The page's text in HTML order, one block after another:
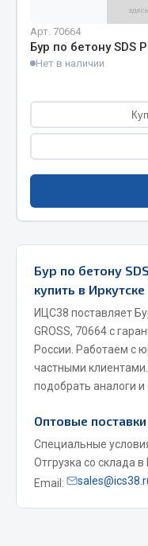
Адаптеры и
Трубки, муфты, гайки
Весь раздел
Инструмент
Автомобильный
Измерительный
Силовое оборудование
Слесарный инструмент
Арт. 70664
Бур по бетону SDS
Нет в наличии
Бур по бетону
купить в Иркутске
ИЦС38 поставляет
GROSS, 70664 с
России. Работаем с
частными
подобрать аналоги
Оптовые поставки
Специальные
Отгрузка со склада в
Email: